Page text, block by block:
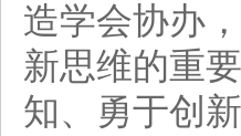
造学会协办
新思维的重
知、勇于创